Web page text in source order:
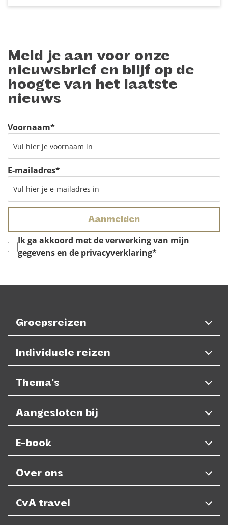
Meld je aan voor onze
nieuwsbrief en blijf op de
hoogte van het laatste
nieuws
Instemming*
Ik ga akkoord met de verwerking van mijn
gegevens en de privacyverklaring*
Voornaam*
E-mailadres*
Groepsreizen
Individuele reizen
Thema's
Aangesloten bij
E-book
Over ons
CvA travel